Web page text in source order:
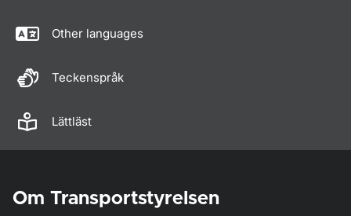
Other languages
Teckenspråk
Lättläst
Om Transportstyrelsen